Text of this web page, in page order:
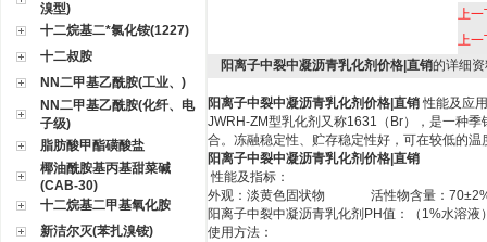
溴型)
十二烷基二*氯化铵(1227)
十二叔胺
NN二甲基乙酰胺(工业、)
NN二甲基乙酰胺(化纤、电
子级)
脂肪酸甲酯磺酸盐
椰油酰胺基丙基甜菜碱
(CAB-30)
十二烷基二甲基氧化胺
新洁尔灭(苯扎溴铵)
上一
上一
阳离子中裂中凝沥青乳化剂价格|直销的详细
阳离子中裂中凝沥青乳化剂价格|直销性能及应用
JWRH-ZM型乳化剂又称1631 （ Br），是一种
合。冻融稳定性、贮存稳定性好，可在较低的
阳离子中裂中凝沥青乳化剂价格|直销
性能及指标：
外观：淡黄色固状物
活性物含量： 70±
阳离子中裂中凝沥青乳化剂PH值：（ 1%水溶液
使用方法：